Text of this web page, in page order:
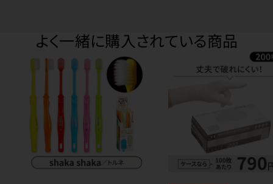
よく一緒に購入されている商品